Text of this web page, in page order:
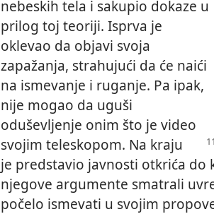
nebeskih tela i sakupio dokaze u
prilog toj teoriji. Isprva je
oklevao da objavi svoja
zapažanja, strahujući da će naići
na ismevanje i ruganje. Pa ipak,
nije mogao da uguši
oduševljenje onim što je video
svojim teleskopom. Na kraju
je predstavio javnosti otkrića do
njegove argumente smatrali
počelo ismevati u svojim